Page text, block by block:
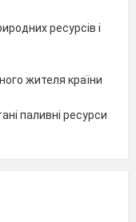
ресурсів і
жителя країни
паливні ресурси